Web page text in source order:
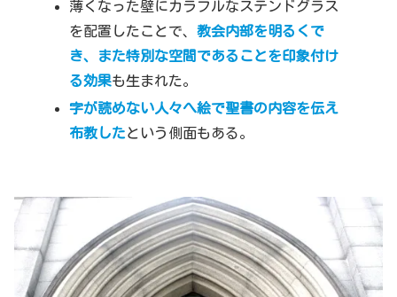
薄くなった壁にカラフルなステンドグラス
を配置したことで、教会内部を明るくで
き、また特別な空間であることを印象付け
る効果も生まれた。
字が読めない人々へ絵で聖書の内容を伝え
布教したという側面もある。